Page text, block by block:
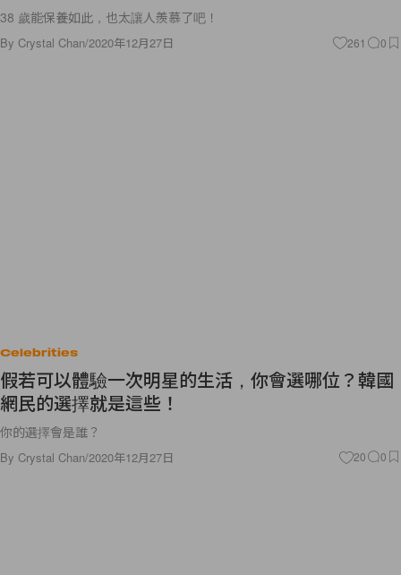
38 歲能保養如此，也太讓人羨慕了吧！
By Crystal Chan/2020年12月27日 261 0
Celebrities
假若可以體驗一次明星的生活，你會選哪位？韓國
網民的選擇就是這些！
你的選擇會是誰？
By Crystal Chan/2020年12月27日 20 0